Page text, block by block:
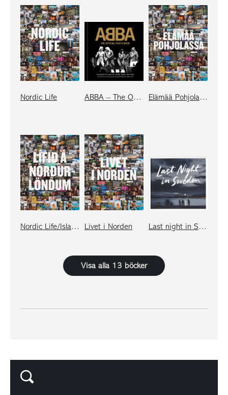
Nordic Life ABBA – The Official Photo Book (eng compact) Elämää Pohjolassa
Nordic Life/Island Livet i Norden Last night in Sweden
Visa alla 13 böcker